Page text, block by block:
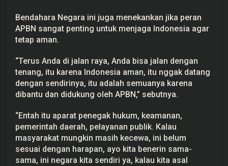
Bendahara Negara ini juga menekankan jika peran
APBN sangat penting untuk menjaga Indonesia agar
tetap aman.
“Terus Anda di jalan raya, Anda bisa jalan dengan
tenang, itu karena Indonesia aman, itu nggak datang
dengan sendirinya, itu adalah semuanya karena
dibantu dan didukung oleh APBN,” sebutnya.
“Entah itu aparat penegak hukum, keamanan,
pemerintah daerah, pelayanan publik. Kalau
masyarakat mungkin masih kecewa, ini belum
sesuai dengan harapan, ayo kita benerin sama-
sama, ini negara kita sendiri ya, kalau kita asal